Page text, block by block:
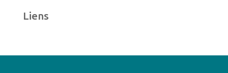
Liens